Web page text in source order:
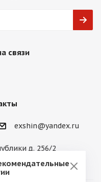
связи
exshin@yandex.ru
д. 256/2